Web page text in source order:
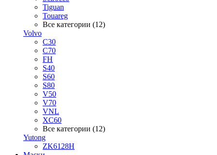
Tiguan
Touareg
Все категории (12)
Volvo
C30
C70
FH
S40
S60
S80
V50
V70
VNL
XC60
Все категории (12)
Yutong
ZK6128H